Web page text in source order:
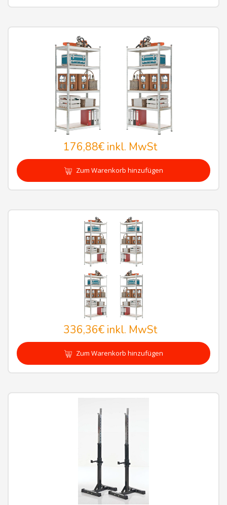
176,88€inkl. MwSt
Zum Warenkorb hinzufügen
336,36€inkl. MwSt
Zum Warenkorb hinzufügen